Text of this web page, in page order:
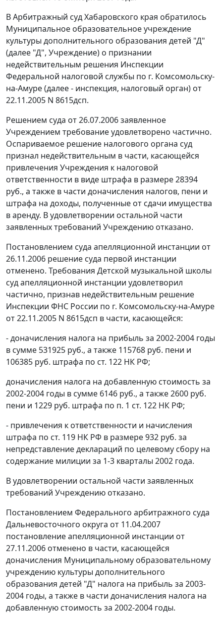
В Арбитражный суд Хабаровского края обратилось
Муниципальное образовательное учреждение
культуры дополнительного образования детей "Д"
(далее "Д", Учреждение) о признании
недействительным решения Инспекции
Федеральной налоговой службы по г. Комсомольску-
на-Амуре (далее - инспекция, налоговый орган) от
22.11.2005 N 8615дсп.
Решением суда от 26.07.2006 заявленное
Учреждением требование удовлетворено частично.
Оспариваемое решение налогового органа суд
признал недействительным в части, касающейся
привлечения Учреждения к налоговой
ответственности в виде штрафа в размере 28394
руб., а также в части доначисления налогов, пени и
штрафа на доходы, полученные от сдачи имущества
в аренду. В удовлетворении остальной части
заявленных требований Учреждению отказано.
Постановлением суда апелляционной инстанции от
26.11.2006 решение суда первой инстанции
отменено. Требования Детской музыкальной школы
суд апелляционной инстанции удовлетворил
частично, признав недействительным решение
Инспекции ФНС России по г. Комсомольску-на-Амуре
от 22.11.2005 N 8615дсп в части, касающейся:
- доначисления налога на прибыль за 2002-2004 годы
в сумме 531925 руб., а также 115768 руб. пени и
106385 руб. штрафа по ст. 122 НК РФ;
доначисления налога на добавленную стоимость за
2002-2004 годы в сумме 6146 руб., а также 2600 руб.
пени и 1229 руб. штрафа по п. 1 ст. 122 НК РФ;
- привлечения к ответственности и начисления
штрафа по ст. 119 НК РФ в размере 932 руб. за
непредставление деклараций по целевому сбору на
содержание милиции за 1-3 кварталы 2002 года.
В удовлетворении остальной части заявленных
требований Учреждению отказано.
Постановлением Федерального арбитражного суда
Дальневосточного округа от 11.04.2007
постановление апелляционной инстанции от
27.11.2006 отменено в части, касающейся
доначисления Муниципальному образовательному
учреждению культуры дополнительного
образования детей "Д" налога на прибыль за 2003-
2004 годы, а также в части доначисления налога на
добавленную стоимость за 2002-2004 годы.